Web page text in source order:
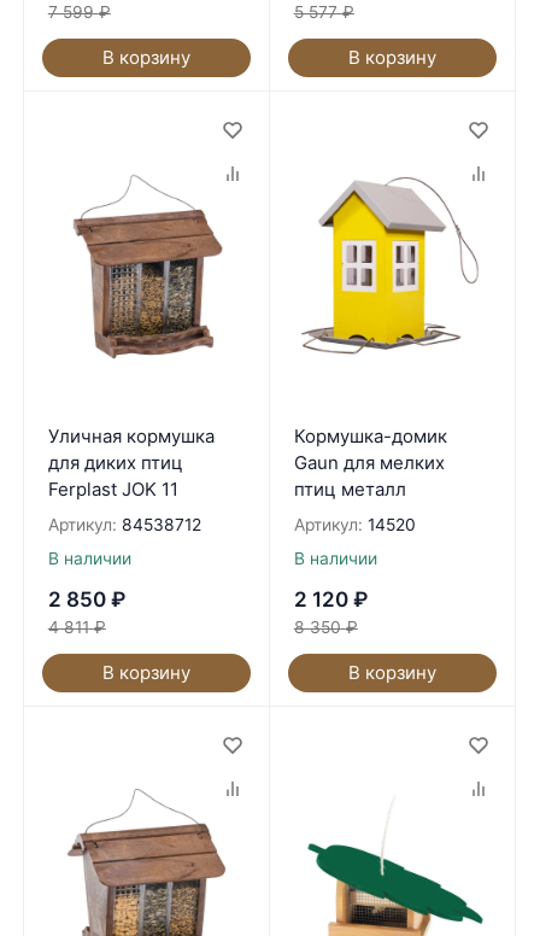
7 599 ₽
В корзину
5 577 ₽
В корзину
Уличная кормушка
для диких птиц
Ferplast JOK 11
Артикул: 84538712
В наличии
2 850 ₽
4 811 ₽
В корзину
Кормушка-домик
Gaun для мелких
птиц металл
Артикул: 14520
В наличии
2 120 ₽
8 350 ₽
В корзину